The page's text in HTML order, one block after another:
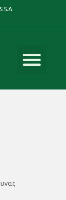
S.A.